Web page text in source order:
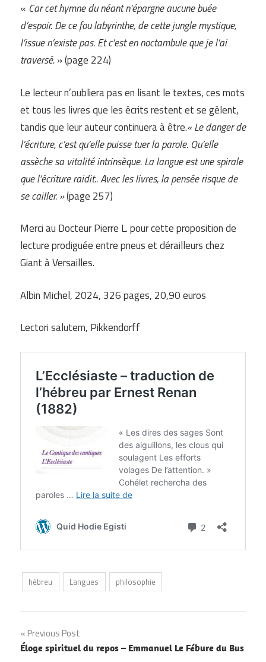
« Car cet hymne du néant n’épargne aucune buée
d’espoir. De ce fou labyrinthe, de cette jungle mystique,
l’issue n’existe pas. Et c’est en noctambule que je l’ai
traversé.» (page 224)
Le lecteur n’oubliera pas en lisant le textes, ces mots
et tous les livres que les écrits restent et se gèlent,
tandis que leur auteur continuera à être.« Le danger de
l’écriture, c’est qu’elle puisse tuer la parole. Qu’elle
assèche sa vitalité intrinsèque. La langue est une spirale
que l’écriture raidit.. Avec les livres, la pensée risque de
se cailler. »(page 257)
Merci au Docteur Pierre L. pour cette proposition de
lecture prodiguée entre pneus et dérailleurs chez
Giant à Versailles.
Albin Michel, 2024, 326 pages, 20,90 euros
Lectori salutem, Pikkendorff
hébreu Langues philosophie
Navigation
Previous Post
Éloge spirituel du repos – Emmanuel Le Fébure du Bus